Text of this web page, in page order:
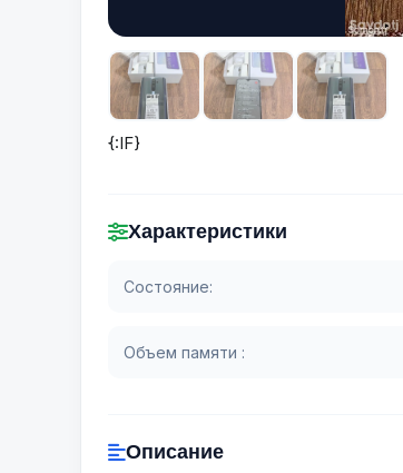
{:IF}
Характеристики
Состояние:
Объем памяти :
Описание